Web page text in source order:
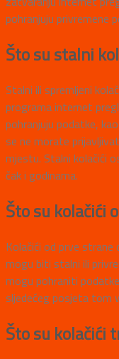
pohranjuju privremene
Što su stalni
Stalni ili spremljeni
programa internet
pohranjuju podatke,
se ne morate
mjestu. Stalni kolačići
čak i godinama.
Što su kolačići
Kolačići od prve
mogu biti stalni ili
mogu pohraniti
sljedećeg posjeta tom
Što su kolačići